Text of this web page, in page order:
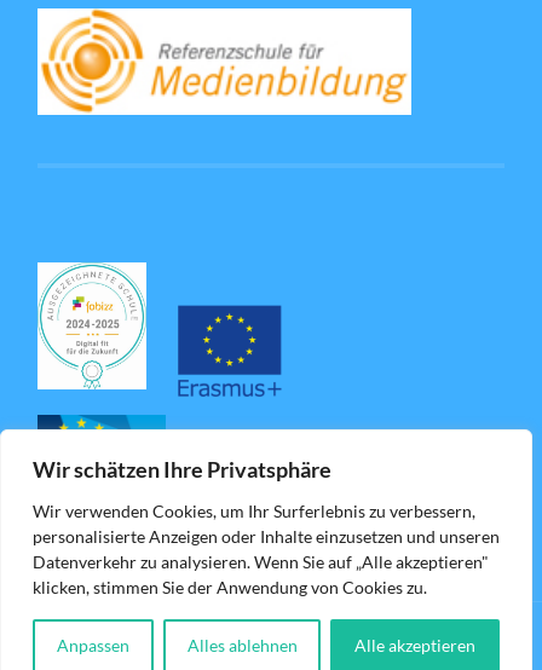
Wir schätzen Ihre Privatsphäre
Wir verwenden Cookies, um Ihr Surferlebnis zu verbessern,
personalisierte Anzeigen oder Inhalte einzusetzen und unseren
Datenverkehr zu analysieren. Wenn Sie auf „Alle akzeptieren"
klicken, stimmen Sie der Anwendung von Cookies zu.
Anpassen Alles ablehnen Alle akzeptieren
© 2026BS LAUINGEN HOCH ↑